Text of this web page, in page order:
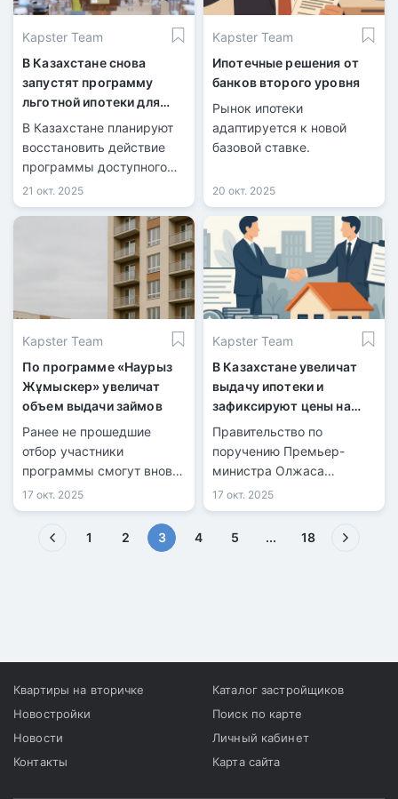
Kapster Team
В Казахстане снова
запустят программу
льготной ипотеки для
военнослужащих
В Казахстане планируют
восстановить действие
программы доступного
жилищного кредитования
для военных.
21 окт. 2025
Kapster Team
Ипотечные решения от
банков второго уровня
Рынок ипотеки
адаптируется к новой
базовой ставке.
20 окт. 2025
Kapster Team
По программе «Наурыз
Жұмыскер» увеличат
объем выдачи займов
Ранее не прошедшие
отбор участники
программы смогут вновь
претендовать на льготный
кредит.
17 окт. 2025
Kapster Team
В Казахстане увеличат
выдачу ипотеки и
зафиксируют цены на
новостройки на три года
Правительство по
поручению Премьер-
министра Олжаса
Бектенова расширит
ипотеку и возобновит
жилищную программу
17 окт. 2025
1 2 3(текущая)
4 5 ... 18
Квартиры на вторичке
Новостройки
Новости
Контакты
Каталог застройщиков
Поиск по карте
Личный кабинет
Карта сайта